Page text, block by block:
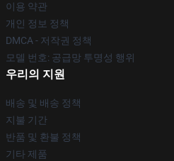
이용 약관
개인 정보 정책
DMCA - 저작권 정책
모델 번호: 공급망 투명성 행위
우리의 지원
배송 및 배송 정책
지불 기간
반품 및 환불 정책
기타 제품